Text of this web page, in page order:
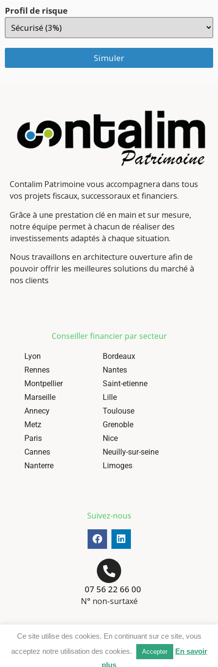
Profil de risque
Simuler
Contalim Patrimoine vous accompagnera dans tous
vos projets fiscaux, successoraux et financiers.
Grâce à une prestation clé en main et sur mesure,
notre équipe permet à chacun de réaliser des
investissements adaptés à chaque situation.
Nous travaillons en architecture ouverture afin de
pouvoir offrir les meilleures solutions du marché à
nos clients
Conseiller financier par secteur
Lyon
Bordeaux
Rennes
Nantes
Montpellier
Saint-etienne
Marseille
Lille
Annecy
Toulouse
Metz
Grenoble
Paris
Nice
Cannes
Neuilly-sur-seine
Nanterre
Limoges
Suivez-nous
07 56 22 66 00
N° non-surtaxé
Téléchargement DER
Ce site utilise des cookies. En continuant sur ce site, vous
acceptez notre utilisation des cookies.
Accepter
En savoir
plus